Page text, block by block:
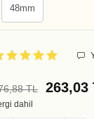
48mm
TL 263,03
dahil